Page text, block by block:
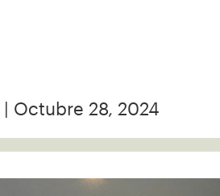
| Octubre 28, 2024